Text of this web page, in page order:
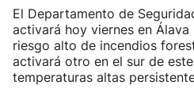
El Departamento de
activará hoy viernes en
riesgo alto de incendios
activará otro en el sur de
temperaturas altas